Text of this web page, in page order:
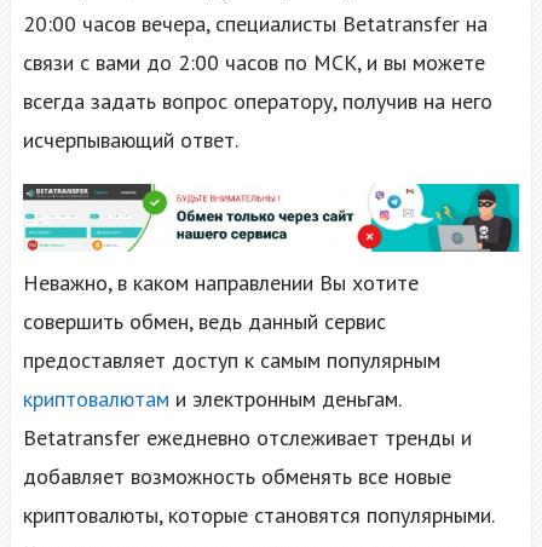
20:00 часов вечера, специалисты Betatransfer на
связи с вами до 2:00 часов по МСК, и вы можете
всегда задать вопрос оператору, получив на него
исчерпывающий ответ.
Неважно, в каком направлении Вы хотите
совершить обмен, ведь данный сервис
предоставляет доступ к самым популярным
криптовалютам и электронным деньгам.
Betatransfer ежедневно отслеживает тренды и
добавляет возможность обменять все новые
криптовалюты, которые становятся популярными.